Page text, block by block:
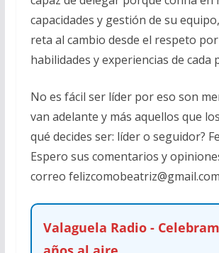
capacidades y gestión de su
reta al cambio desde el respeto
habilidades y experiencias de cada
No es fácil ser líder por eso son
van adelante y más aquellos que
qué decides ser: líder o seguidor?
Espero sus comentarios y
correo felizcomobeatriz@gmail.com
Valaguela Radio -